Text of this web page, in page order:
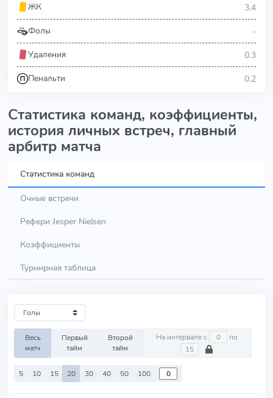
ЖК
3.4
Фолы -
Удаления 0.3
Пенальти 0.2
Статистика команд, коэффициенты,
история личных встреч, главный
арбитр матча
Статистика команд
Очные встречи
Рефери Jesper Nielsen
Коэффициенты
Турнирная таблица
Весь
матч
Первый
тайм
Второй
тайм
На интервале с по
5 10 15 20 30 40 50 100